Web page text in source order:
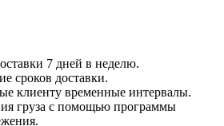
7 дней в неделю.
сроков доставки.
клиенту временные интервалы.
груза с помощью программы